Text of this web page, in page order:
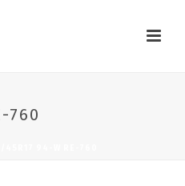
760